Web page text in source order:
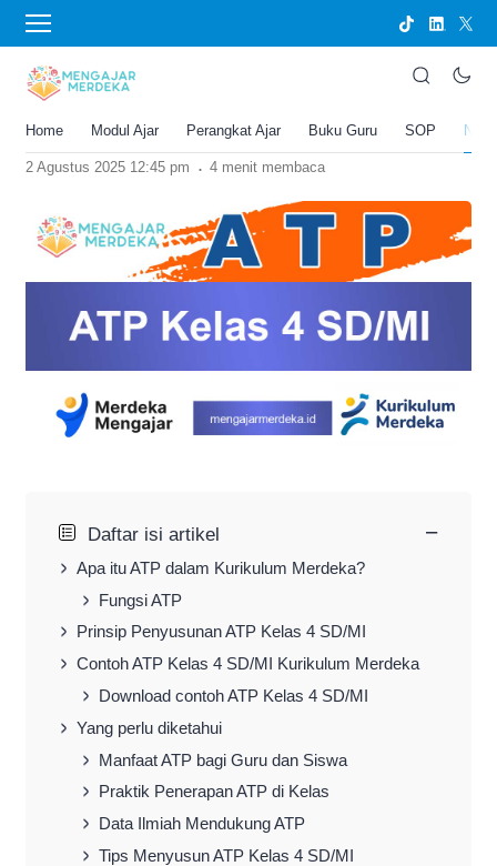
Home Modul Ajar Perangkat Ajar Buku Guru SOP
BERANDA
ATP Kelas 4 SD/MI Kurikulum Merdeka:
Panduan Lengkap untuk Guru
Joko Umbaran
2 Agustus 2025 12:45 pm . 4 menit membaca
Daftar isi artikel −
Apa itu ATP dalam Kurikulum Merdeka?
Fungsi ATP
Prinsip Penyusunan ATP Kelas 4 SD/MI
Contoh ATP Kelas 4 SD/MI Kurikulum Merdeka
Download contoh ATP Kelas 4 SD/MI
Yang perlu diketahui
Manfaat ATP bagi Guru dan Siswa
Praktik Penerapan ATP di Kelas
Data Ilmiah Mendukung ATP
Tips Menyusun ATP Kelas 4 SD/MI